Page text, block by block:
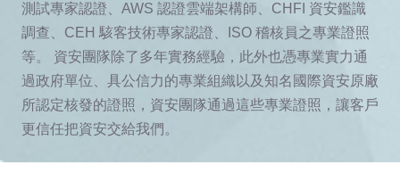
測試專家認證、AWS 認證雲端架構師、CHFI 資安鑑識
調查、CEH 駭客技術專家認證、ISO 稽核員之專業證照
等。 資安團隊除了多年實務經驗，此外也憑專業實力通
過政府單位、具公信力的專業組織以及知名國際資安原廠
所認定核發的證照，資安團隊通過這些專業證照，讓客戶
更信任把資安交給我們。